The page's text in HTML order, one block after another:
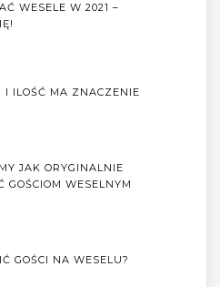
WESELE W 2021 –
I ILOŚĆ MA ZNACZENIE
JAK ORYGINALNIE
GOŚCIOM WESELNYM
GOŚCI NA WESELU?